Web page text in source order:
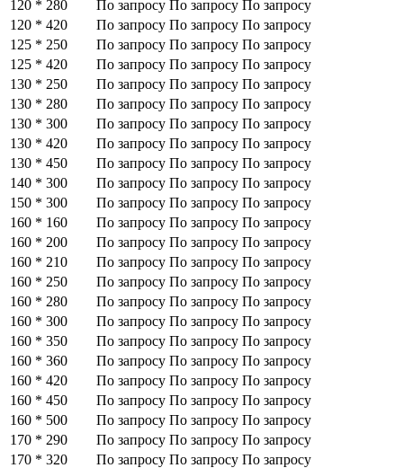
120 * 280
По запросу По запросу По запросу
120 * 420
По запросу По запросу По запросу
125 * 250
По запросу По запросу По запросу
125 * 420
По запросу По запросу По запросу
130 * 250
По запросу По запросу По запросу
130 * 280
По запросу По запросу По запросу
130 * 300
По запросу По запросу По запросу
130 * 420
По запросу По запросу По запросу
130 * 450
По запросу По запросу По запросу
140 * 300
По запросу По запросу По запросу
150 * 300
По запросу По запросу По запросу
160 * 160
По запросу По запросу По запросу
160 * 200
По запросу По запросу По запросу
160 * 210
По запросу По запросу По запросу
160 * 250
По запросу По запросу По запросу
160 * 280
По запросу По запросу По запросу
160 * 300
По запросу По запросу По запросу
160 * 350
По запросу По запросу По запросу
160 * 360
По запросу По запросу По запросу
160 * 420
По запросу По запросу По запросу
160 * 450
По запросу По запросу По запросу
160 * 500
По запросу По запросу По запросу
170 * 290
По запросу По запросу По запросу
170 * 320
По запросу По запросу По запросу